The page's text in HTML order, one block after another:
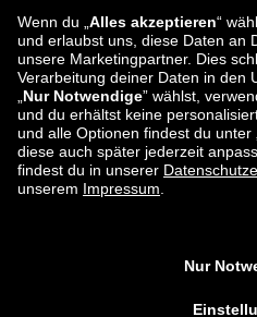
zalando-lounge.lu
zalando-lounge.lv
Du findest uns
auch bei
unverbindlichen